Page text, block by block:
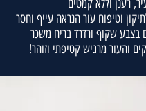
רענן וללא קמטים
בצבע שקוף ורדרד בריח משכר
והעור מרגיש קטיפתי וזוהר!